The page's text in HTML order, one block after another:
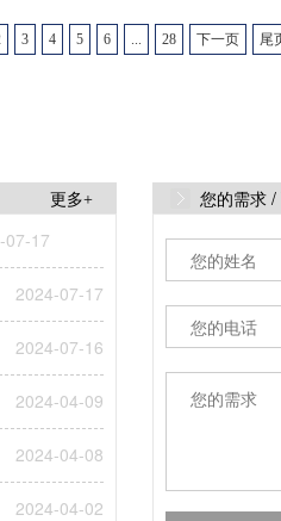
3 4 5 6 28 下一页 尾
更多+
07-17
2024-07-17
2024-07-16
2024-04-09
2024-04-08
2024-04-02
您的需求 /